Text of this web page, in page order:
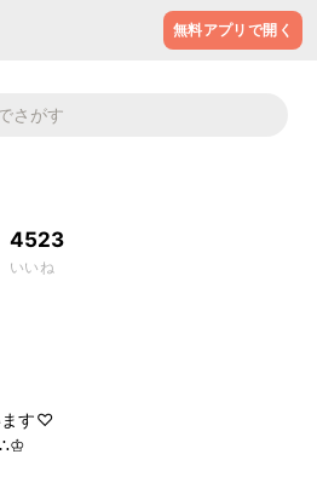
無料アプリで開く
4523
いいね
ます♡